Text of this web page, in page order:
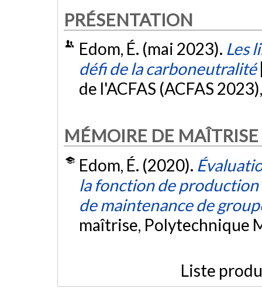
PRÉSENTATION
Edom, É. (mai 2023). Les
défi de la carboneutralité
de l'ACFAS (ACFAS
MÉMOIRE DE MAÎTRISE
Edom, É. (2020).
la fonction de
de maintenance de
maîtrise, Polytechnique
Liste